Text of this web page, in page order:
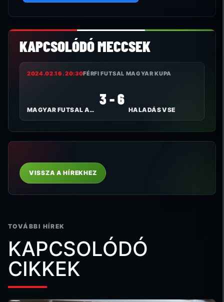
KAPCSOLÓDÓ MECCSEK
2024.02.16. 20:30FÉRFI FUTSAL MAGYAR KUPA
MAGYAR FUTSAL AKADÉMIA
3 - 6
HALADÁS VSE
VISSZA A HÍREKHEZ
TOVÁBBI HÍREK
KAPCSOLÓDÓ
CIKKEK